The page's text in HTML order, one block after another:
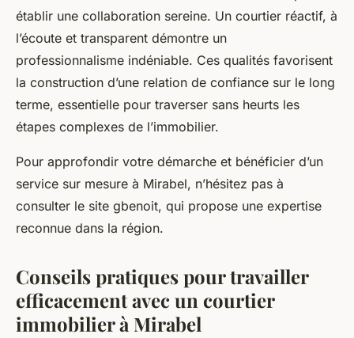
établir une collaboration sereine. Un courtier réactif, à
l’écoute et transparent démontre un
professionnalisme indéniable. Ces qualités favorisent
la construction d’une relation de confiance sur le long
terme, essentielle pour traverser sans heurts les
étapes complexes de l’immobilier.
Pour approfondir votre démarche et bénéficier d’un
service sur mesure à Mirabel, n’hésitez pas à
consulter le site gbenoit, qui propose une expertise
reconnue dans la région.
Conseils pratiques pour travailler
efficacement avec un courtier
immobilier à Mirabel